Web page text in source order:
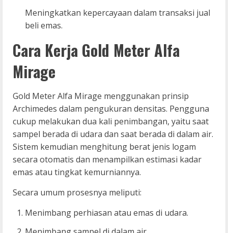
Meningkatkan kepercayaan dalam transaksi jual
beli emas.
Cara Kerja Gold Meter Alfa
Mirage
Gold Meter Alfa Mirage menggunakan prinsip
Archimedes dalam pengukuran densitas. Pengguna
cukup melakukan dua kali penimbangan, yaitu saat
sampel berada di udara dan saat berada di dalam air.
Sistem kemudian menghitung berat jenis logam
secara otomatis dan menampilkan estimasi kadar
emas atau tingkat kemurniannya.
Secara umum prosesnya meliputi:
Menimbang perhiasan atau emas di udara.